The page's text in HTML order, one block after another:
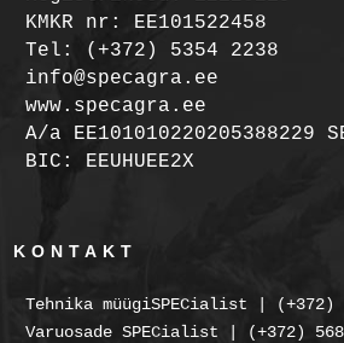
KMKR nr: EE101522458
Tel: (+372) 5354 2238
info@specagra.ee
www.specagra.ee
A/a EE101010220205388229
BIC: EEUHUEE2X
KONTAKT
Tehnika müügiSPECialist | (+372)
Varuosade SPECialist | (+372)